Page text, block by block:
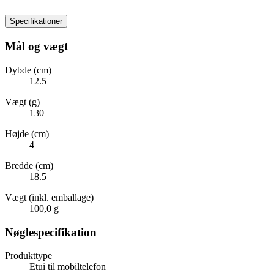
Specifikationer
Mål og vægt
Dybde (cm)
12.5
Vægt (g)
130
Højde (cm)
4
Bredde (cm)
18.5
Vægt (inkl. emballage)
100,0 g
Nøglespecifikation
Produkttype
Etui til mobiltelefon